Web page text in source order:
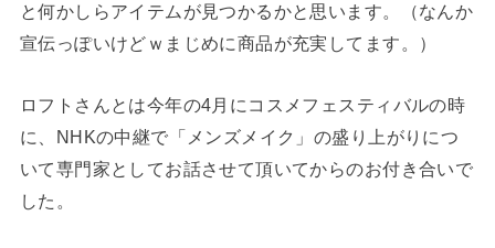
と何かしらアイテムが見つかるかと思います。
（なんか
宣伝っぽいけどｗまじめに商品が充実してます。）
ロフトさんとは今年の4月にコスメフェスティバルの時
に、NHKの中継で「メンズメイク」の盛り上がりにつ
いて専門家としてお話させて頂いてからのお付き合いで
した。